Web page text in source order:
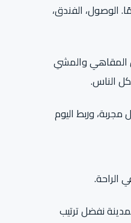
الوصول، الفندق،
المقاهي والمشي
الناس.
وربط اليوم
الراحة.
نفضل ترتيب